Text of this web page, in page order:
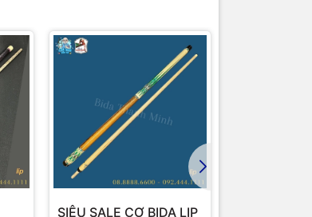
SIÊU SALE CƠ BIDA LIP